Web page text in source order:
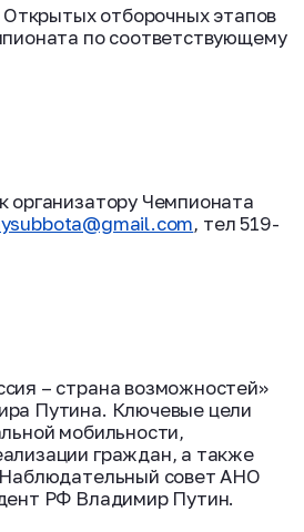
отборочных этапов
по соответствующему
организатору Чемпионата
, тел 519-
– страна возможностей»
Путина. Ключевые цели
мобильности,
граждан, а также
совет АНО
РФ Владимир Путин.